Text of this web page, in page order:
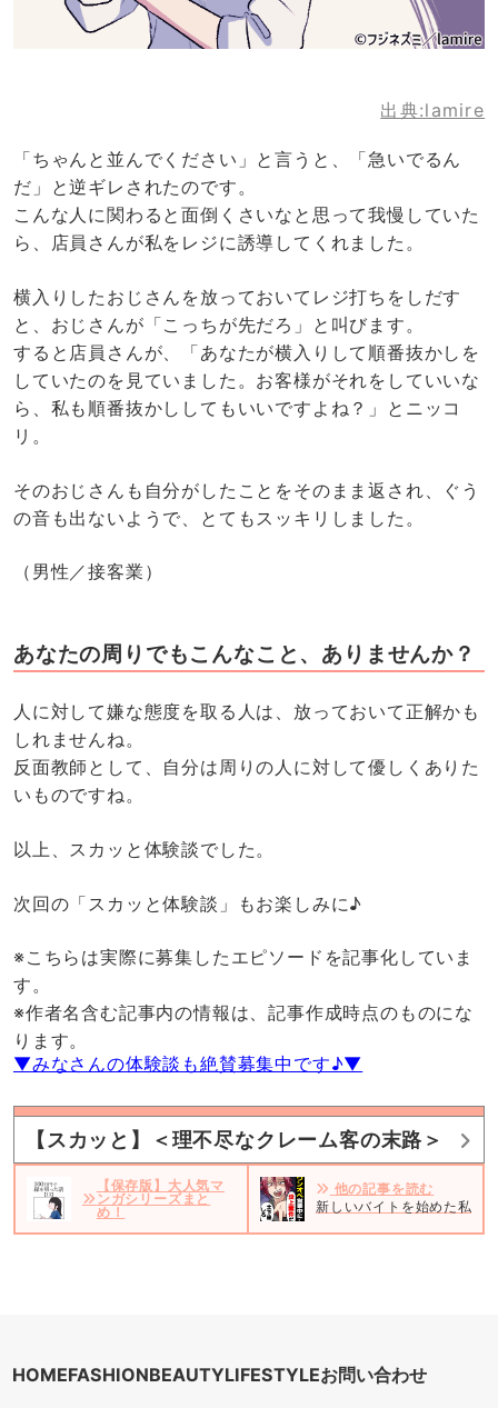
出典:lamire
「ちゃんと並んでください」と言うと、「急いでるん
だ」と逆ギレされたのです。
こんな人に関わると面倒くさいなと思って我慢していた
ら、店員さんが私をレジに誘導してくれました。
横入りしたおじさんを放っておいてレジ打ちをしだす
と、おじさんが「こっちが先だろ」と叫びます。
すると店員さんが、「あなたが横入りして順番抜かしを
していたのを見ていました。お客様がそれをしていいな
ら、私も順番抜かししてもいいですよね？」とニッコ
リ。
そのおじさんも自分がしたことをそのまま返され、ぐう
の音も出ないようで、とてもスッキリしました。
（男性／接客業）
あなたの周りでもこんなこと、ありませんか？
人に対して嫌な態度を取る人は、放っておいて正解かも
しれませんね。
反面教師として、自分は周りの人に対して優しくありた
いものですね。
以上、スカッと体験談でした。
次回の「スカッと体験談」もお楽しみに♪
※こちらは実際に募集したエピソードを記事化していま
す。
※作者名含む記事内の情報は、記事作成時点のものにな
ります。
▼みなさんの体験談も絶賛募集中です♪▼
【スカッと】＜理不尽なクレーム客の末路＞
【保存版】大人気マ
ンガシリーズまと
め！
他の記事を読む
新しいバイトを始めた私。
HOMEFASHIONBEAUTYLIFESTYLEお問い合わせ